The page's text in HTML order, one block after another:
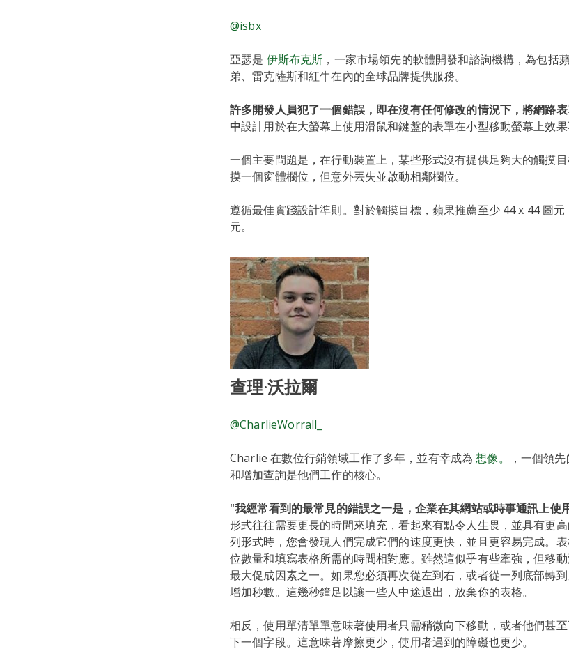
@isbx
亞瑟是 伊斯布克斯 ，一家市場領先的軟體開發和諮詢機構，為包括
弟、雷克薩斯和紅牛在內的全球品牌提供服務。
許多開發人員犯了一個錯誤，即在沒有任何修改的情況下，將網路
中設計用於在大螢幕上使用滑鼠和鍵盤的表單在小型移動螢幕上效果
一個主要問題是，在行動裝置上，某些形式沒有提供足夠大的觸摸
摸一個窗體欄位，但意外丟失並啟動相鄰欄位。
遵循最佳實踐設計準則。對於觸摸目標，蘋果推薦至少 44 x 44 圖
元。
查理·沃拉爾
@CharlieWorrall_
Charlie 在數位行銷領域工作了多年，並有幸成為想像。
，一個領
和增加查詢是他們工作的核心。
"我經常看到的最常見的錯誤之一是，企業在其網站或時事通訊上使
形式往往需要更長的時間來填充，看起來有點令人生畏，並具有更
列形式時，您會發現人們完成它們的速度更快，並且更容易完成。
位數量和填寫表格所需的時間相對應。雖然這似乎有些牽強，但移
最大促成因素之一。如果您必須再次從左到右，或者從一列底部轉
增加秒數。這幾秒鐘足以讓一些人中途退出，放棄你的表格。
相反，使用單清單單意味著使用者只需稍微向下移動，或者他們甚
下一個字段。這意味著摩擦更少，使用者遇到的障礙也更少。